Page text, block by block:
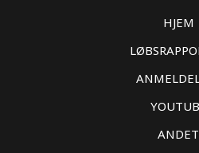
HJEM
ANDET